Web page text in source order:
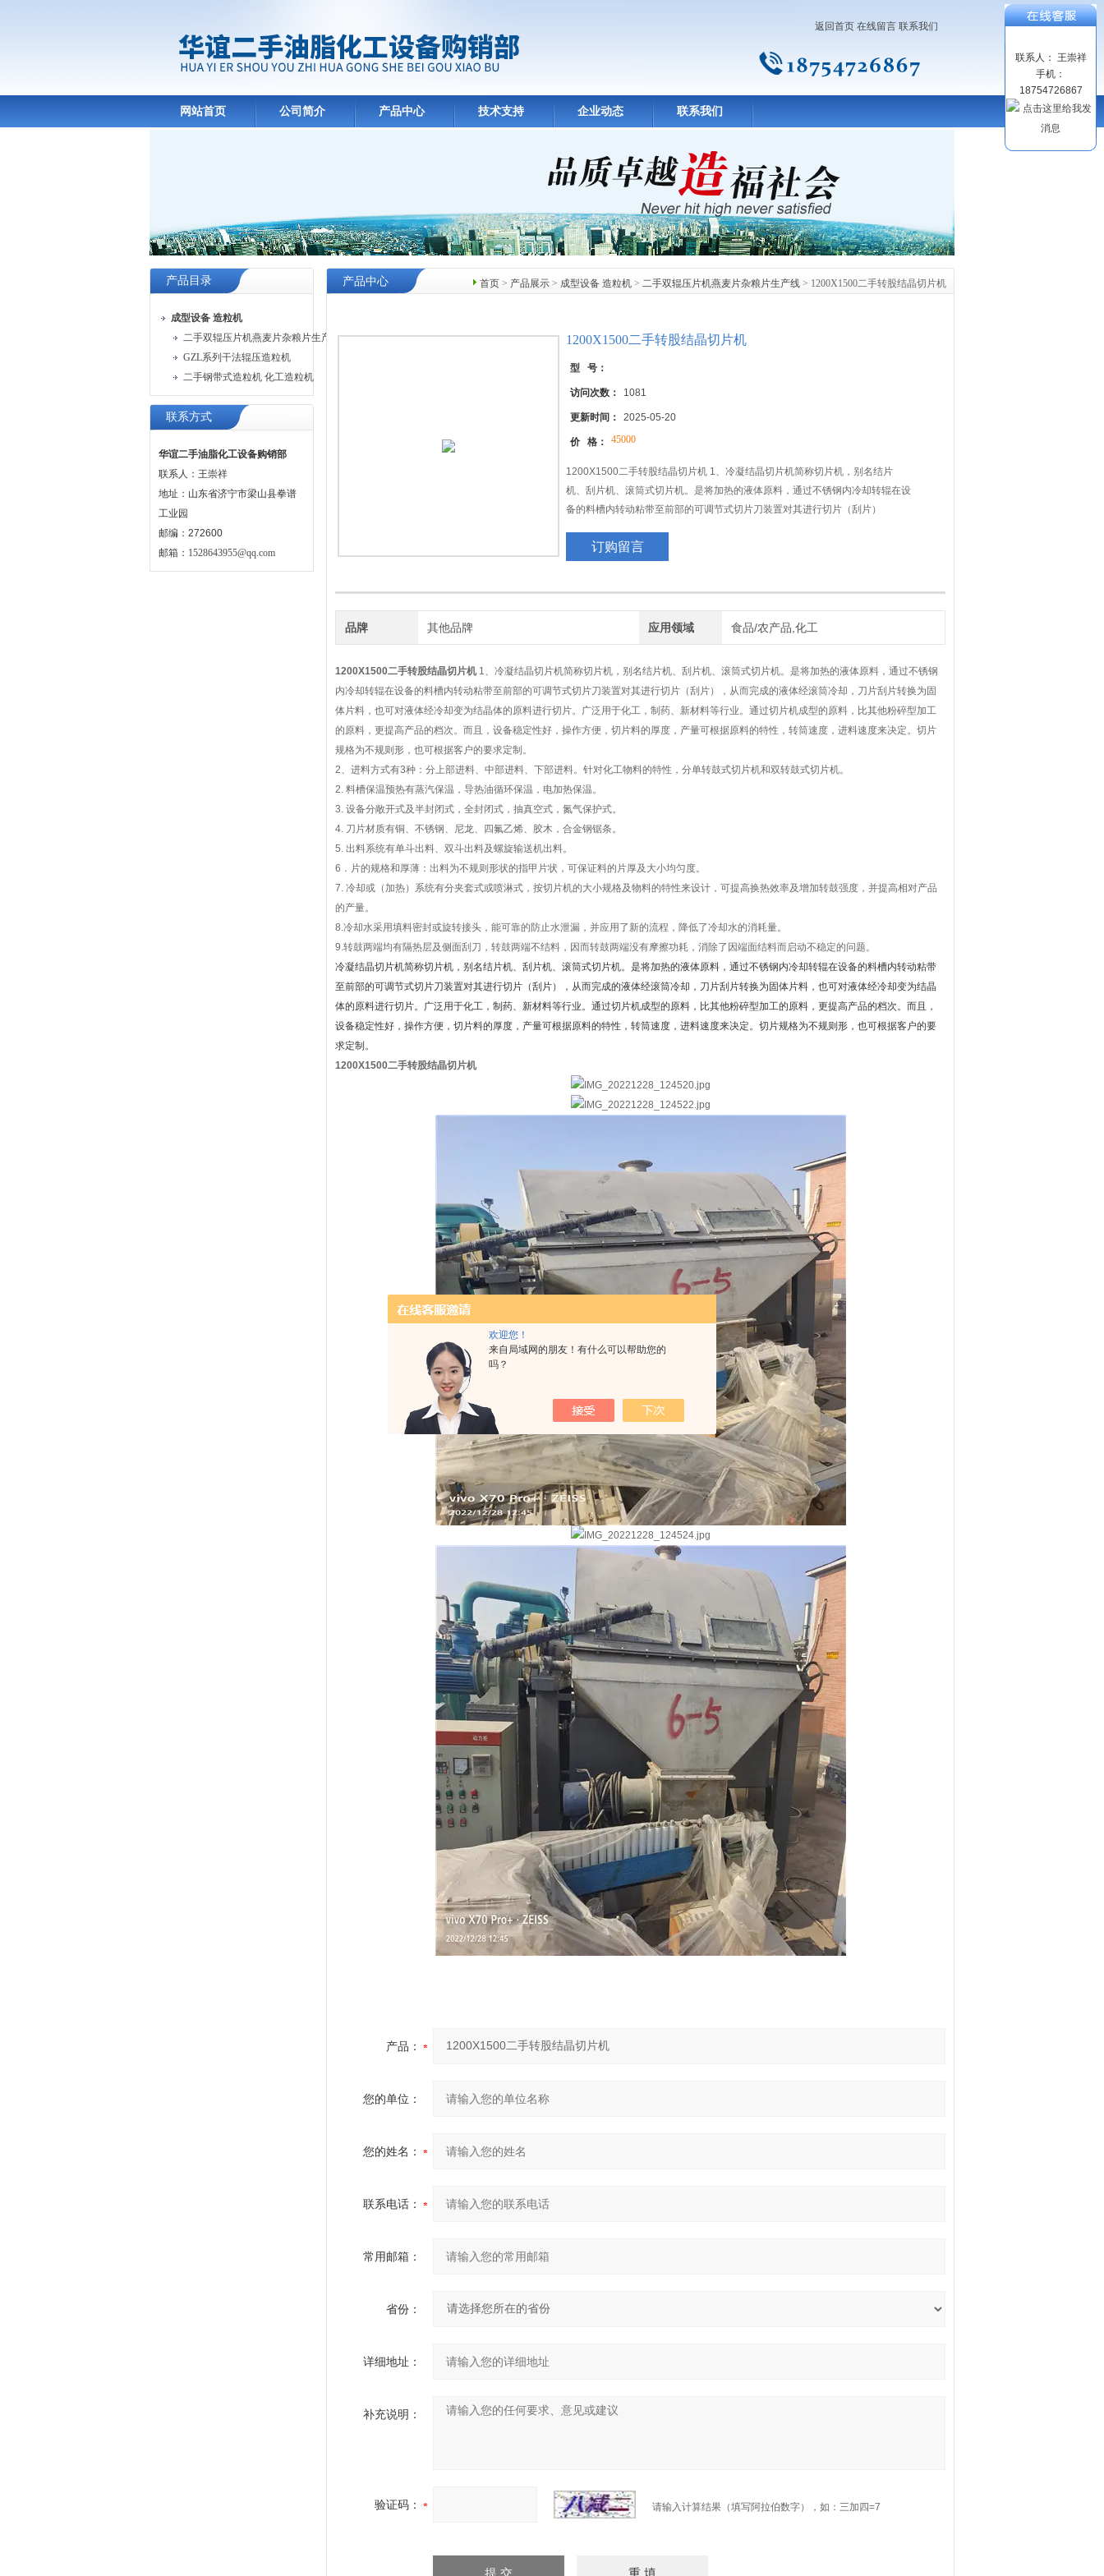
欢迎您！
来自局域网的朋友！有什么可以帮助您的
吗？
返回首页 在线留言 联系我们
网站首页 公司简介 产品中心 技术支持 企业动态 联系我们
产品目录
成型设备 造粒机
二手双辊压片机燕麦片杂粮片生产线
GZL系列干法辊压造粒机
二手钢带式造粒机 化工造粒机
联系方式
华谊二手油脂化工设备购销部
联系人：王崇祥
地址：山东省济宁市梁山县拳谱
工业园
邮编：272600
邮箱： 1528643955@qq.com
首页 > 产品展示 > 成型设备 造粒机 > 二手双辊压片机燕麦片杂粮片生产线 > 1200X1500二手转股结晶切片机
产品中心
1200X1500二手转股结晶切片机
型 号：
访问次数： 1081
更新时间： 2025-05-20
价 格： 45000
1200X1500二手转股结晶切片机 1、冷凝结晶切片机简称切片机，别名结片
机、刮片机、滚筒式切片机。是将加热的液体原料，通过不锈钢内冷却转辊在设
备的料槽内转动粘带至前部的可调节式切片刀装置对其进行切片（刮片）
订购留言
品牌 其他品牌 应用领域 食品/农产品,化工
1200X1500二手转股结晶切片机 1、冷凝结晶切片机简称切片机，别名结片机、刮片机、滚筒式切片机。是将加热的液体原料，通过不锈钢
内冷却转辊在设备的料槽内转动粘带至前部的可调节式切片刀装置对其进行切片（刮片），从而完成的液体经滚筒冷却，刀片刮片转换为固
体片料，也可对液体经冷却变为结晶体的原料进行切片。广泛用于化工，制药、新材料等行业。通过切片机成型的原料，比其他粉碎型加工
的原料，更提高产品的档次。而且，设备稳定性好，操作方便，切片料的厚度，产量可根据原料的特性，转筒速度，进料速度来决定。切片
规格为不规则形，也可根据客户的要求定制。
2、进料方式有3种：分上部进料、中部进料、下部进料。针对化工物料的特性，分单转鼓式切片机和双转鼓式切片机。
2. 料槽保温预热有蒸汽保温，导热油循环保温，电加热保温。
3. 设备分敞开式及半封闭式，全封闭式，抽真空式，氮气保护式。
4. 刀片材质有铜、不锈钢、尼龙、四氟乙烯、胶木，合金钢锯条。
5. 出料系统有单斗出料、双斗出料及螺旋输送机出料。
6．片的规格和厚薄：出料为不规则形状的指甲片状，可保证料的片厚及大小均匀度。
7. 冷却或（加热）系统有分夹套式或喷淋式，按切片机的大小规格及物料的特性来设计，可提高换热效率及增加转鼓强度，并提高相对产品
的产量。
8.冷却水采用填料密封或旋转接头，能可靠的防止水泄漏，并应用了新的流程，降低了冷却水的消耗量。
9.转鼓两端均有隔热层及侧面刮刀，转鼓两端不结料，因而转鼓两端没有摩擦功耗，消除了因端面结料而启动不稳定的问题。
冷凝结晶切片机简称切片机，别名结片机、刮片机、滚筒式切片机。是将加热的液体原料，通过不锈钢内冷却转辊在设备的料槽内转动粘带
至前部的可调节式切片刀装置对其进行切片（刮片），从而完成的液体经滚筒冷却，刀片刮片转换为固体片料，也可对液体经冷却变为结晶
体的原料进行切片。广泛用于化工，制药、新材料等行业。通过切片机成型的原料，比其他粉碎型加工的原料，更提高产品的档次。而且，
设备稳定性好，操作方便，切片料的厚度，产量可根据原料的特性，转筒速度，进料速度来决定。切片规格为不规则形，也可根据客户的要
求定制。
1200X1500二手转股结晶切片机
产品：
您的单位：
您的姓名：
联系电话：
常用邮箱：
省份：
详细地址：
补充说明：
验证码： 请输入计算结果（填写阿拉伯数字），如：三加四=7
联系人： 王崇祥
手机：
18754726867